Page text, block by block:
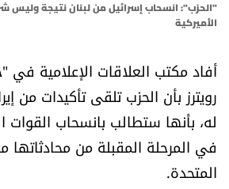
كتّابنا
تحت المجهر
آراء
اقتصاد
"الحزب": انسحاب إسرائيل من لبنان نتيجة وليس
الأميركية
أفاد مكتب العلاقات الإعلامية في
رويترز بأن الحزب تلقى تأكيدات من
له، بأنها ستطالب بانسحاب القوات
في المرحلة المقبلة من محادثاتها
المتحدة.